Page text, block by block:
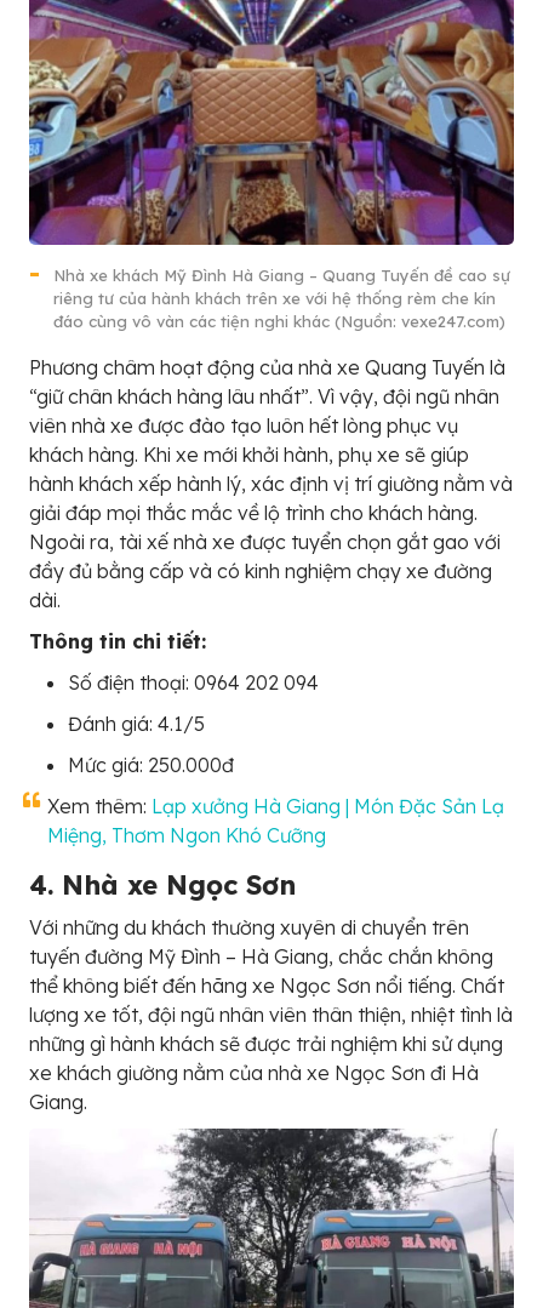
Nhà xe khách Mỹ Đình Hà Giang – Quang Tuyến đề cao sự
riêng tư của hành khách trên xe với hệ thống rèm che kín
đáo cùng vô vàn các tiện nghi khác (Nguồn: vexe247.com)
Phương châm hoạt động của nhà xe Quang Tuyến là
“giữ chân khách hàng lâu nhất”. Vì vậy, đội ngũ nhân
viên nhà xe được đào tạo luôn hết lòng phục vụ
khách hàng. Khi xe mới khởi hành, phụ xe sẽ giúp
hành khách xếp hành lý, xác định vị trí giường nằm và
giải đáp mọi thắc mắc về lộ trình cho khách hàng.
Ngoài ra, tài xế nhà xe được tuyển chọn gắt gao với
đầy đủ bằng cấp và có kinh nghiệm chạy xe đường
dài.
Thông tin chi tiết:
Số điện thoại: 0964 202 094
Đánh giá: 4.1/5
Mức giá: 250.000đ
Xem thêm: Lạp xưởng Hà Giang | Món Đặc Sản Lạ
Miệng, Thơm Ngon Khó Cưỡng
4. Nhà xe Ngọc Sơn
Với những du khách thường xuyên di chuyển trên
tuyến đường Mỹ Đình – Hà Giang, chắc chắn không
thể không biết đến hãng xe Ngọc Sơn nổi tiếng. Chất
lượng xe tốt, đội ngũ nhân viên thân thiện, nhiệt tình là
những gì hành khách sẽ được trải nghiệm khi sử dụng
xe khách giường nằm của nhà xe Ngọc Sơn đi Hà
Giang.